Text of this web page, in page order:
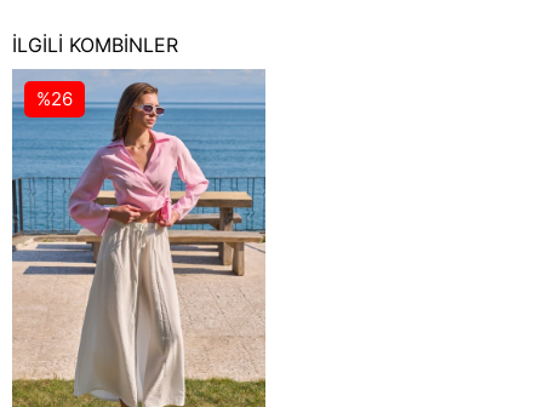
İLGILI KOMBINLER
%26